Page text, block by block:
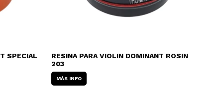
SPECIAL
RESINA PARA VIOLIN DOMINANT ROSIN
203
MÁS INFO